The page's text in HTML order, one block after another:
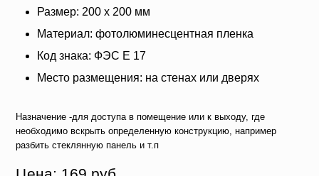
Размер: 200 х 200 мм
Материал: фотолюминесцентная пленка
Код знака: ФЭС Е 17
Место размещения: на стенах или дверях
Назначение -для доступа в помещение или к выходу, где
необходимо вскрыть определенную конструкцию, например
разбить стеклянную панель и т.п